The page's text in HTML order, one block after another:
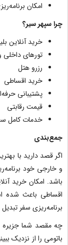
امکان
چرا سپهر سیر؟
خرید آنلاین
تورهای
رزرو هتل
خرید اقساطی
پشتیبانی
قیمت رقابتی
خدمات کامل
جمع‌بندی
اگر قصد دارید با
و خارجی خود
باشد. امکان خرید
اقساطی باعث شده
برنامه‌ریزی سفر
چه مقصد شما جزیره
باتومی را از نزدیک